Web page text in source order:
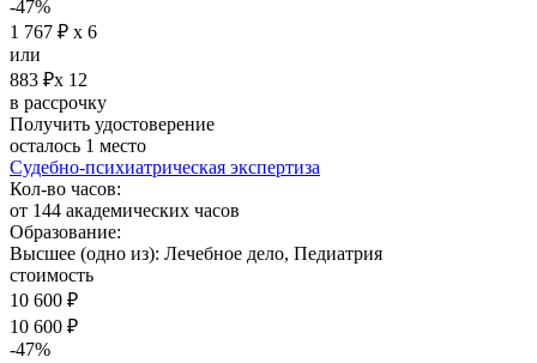
-47%
1 767 ₽ х 6
или
883 ₽х 12
в рассрочку
Получить удостоверение
осталось 1 место
Судебно-психиатрическая экспертиза
Кол-во часов:
от 144 академических часов
Образование:
Высшее (одно из): Лечебное дело, Педиатрия
стоимость
10 600 ₽
10 600 ₽
-47%